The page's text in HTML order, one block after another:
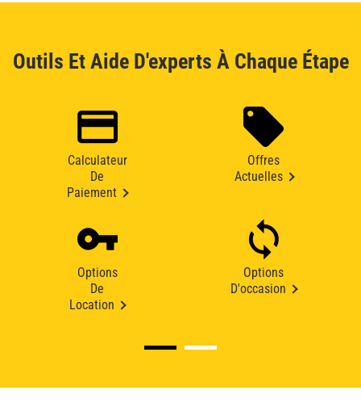
Outils Et Aide D'experts À Chaque Étape
Calculateur
De
Paiement
Offres
Actuelles
Options
De
Location
Options
D'occasion